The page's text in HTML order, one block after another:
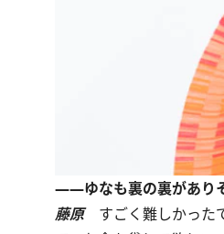
――ゆなも裏の裏があり
藤原 すごく難しかった